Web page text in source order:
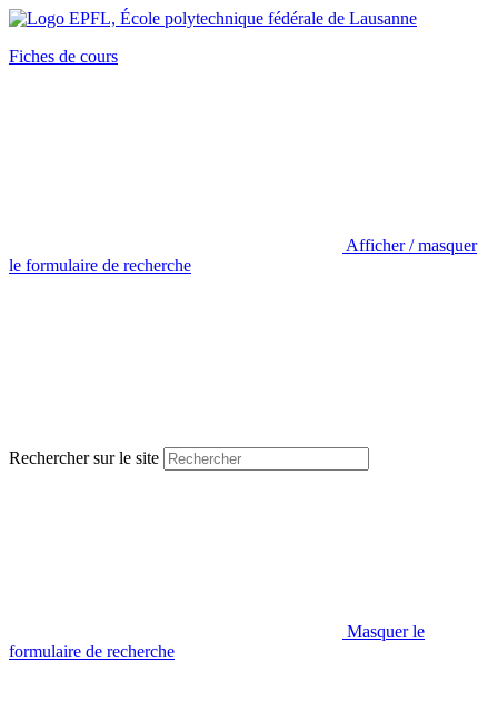
Fiches de cours
Afficher / masquer
le formulaire de recherche
Rechercher sur le site
Masquer le
formulaire de recherche